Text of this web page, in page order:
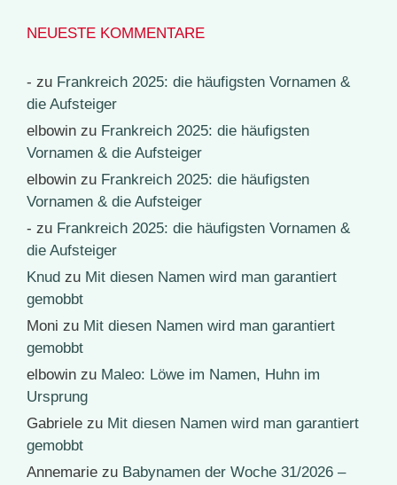
NEUESTE KOMMENTARE
- zu Frankreich 2025: die häufigsten Vornamen &
die Aufsteiger
elbowin zu Frankreich 2025: die häufigsten
Vornamen & die Aufsteiger
elbowin zu Frankreich 2025: die häufigsten
Vornamen & die Aufsteiger
- zu Frankreich 2025: die häufigsten Vornamen &
die Aufsteiger
Knud zu Mit diesen Namen wird man garantiert
gemobbt
Moni zu Mit diesen Namen wird man garantiert
gemobbt
elbowin zu Maleo: Löwe im Namen, Huhn im
Ursprung
Gabriele zu Mit diesen Namen wird man garantiert
gemobbt
Annemarie zu Babynamen der Woche 31/2026 –